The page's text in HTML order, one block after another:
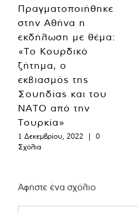
Πραγματοποιήθηκε
στην Αθήνα η
εκδήλωση με θέμα:
«Το Κουρδικό
ζήτημα, ο
εκβιασμός της
Σουηδίας και του
ΝΑΤΟ από την
Τουρκία»
1 Δεκεμβρίου, 2022 |
0
Σχόλια
Αφήστε ένα σχόλιο